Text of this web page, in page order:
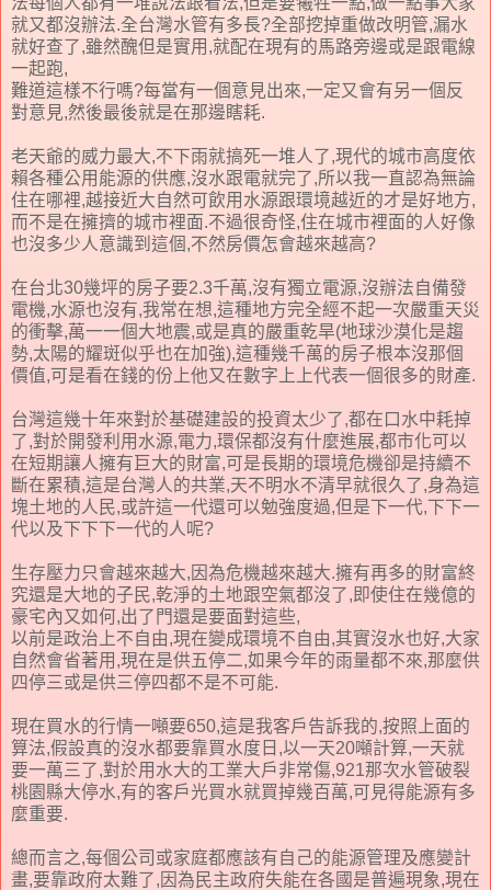
就又都沒辦法.全台灣水管有多長?全部挖掉重做改明管,漏水
就好查了,雖然醜但是實用,就配在現有的馬路旁邊或是跟電線
一起跑,
難道這樣不行嗎?每當有一個意見出來,一定又會有另一個反
對意見,然後最後就是在那邊瞎耗.
老天爺的威力最大,不下雨就搞死一堆人了,現代的城市高度依
賴各種公用能源的供應,沒水跟電就完了,所以我一直認為無論
住在哪裡,越接近大自然可飲用水源跟環境越近的才是好地方,
而不是在擁擠的城市裡面.不過很奇怪,住在城市裡面的人好像
也沒多少人意識到這個,不然房價怎會越來越高?
在台北30幾坪的房子要2.3千萬,沒有獨立電源,沒辦法自備發
電機,水源也沒有,我常在想,這種地方完全經不起一次嚴重天災
的衝擊,萬一一個大地震,或是真的嚴重乾旱(地球沙漠化是趨
勢,太陽的耀斑似乎也在加強),這種幾千萬的房子根本沒那個
價值,可是看在錢的份上他又在數字上上代表一個很多的財產.
台灣這幾十年來對於基礎建設的投資太少了,都在口水中耗掉
了,對於開發利用水源,電力,環保都沒有什麼進展,都市化可以
在短期讓人擁有巨大的財富,可是長期的環境危機卻是持續不
斷在累積,這是台灣人的共業,天不明水不清早就很久了,身為這
塊土地的人民,或許這一代還可以勉強度過,但是下一代,下下一
代以及下下下一代的人呢?
生存壓力只會越來越大,因為危機越來越大.擁有再多的財富終
究還是大地的子民,乾淨的土地跟空氣都沒了,即使住在幾億的
豪宅內又如何,出了門還是要面對這些,
以前是政治上不自由,現在變成環境不自由,其實沒水也好,大家
自然會省著用,現在是供五停二,如果今年的雨量都不來,那麼供
四停三或是供三停四都不是不可能.
現在買水的行情一噸要650,這是我客戶告訴我的,按照上面的
算法,假設真的沒水都要靠買水度日,以一天20噸計算,一天就
要一萬三了,對於用水大的工業大戶非常傷,921那次水管破裂
桃園縣大停水,有的客戶光買水就買掉幾百萬,可見得能源有多
麼重要.
總而言之,每個公司或家庭都應該有自己的能源管理及應變計
畫,要靠政府太難了,因為民主政府失能在各國是普遍現象,現在